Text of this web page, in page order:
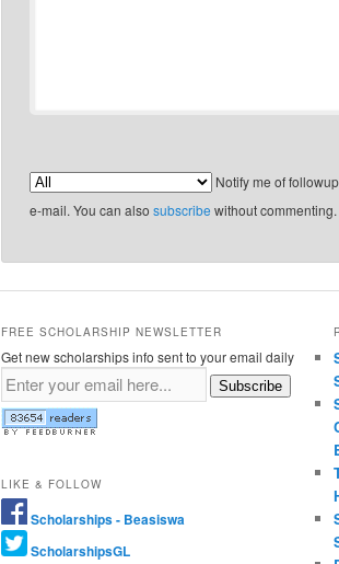
Notify me of
e-mail. You can also subscribe without commenting.
FREE SCHOLARSHIP NEWSLETTER
Get new scholarships info sent to your email daily
Subscribe
LIKE & FOLLOW
Scholarships - Beasiswa
ScholarshipsGL